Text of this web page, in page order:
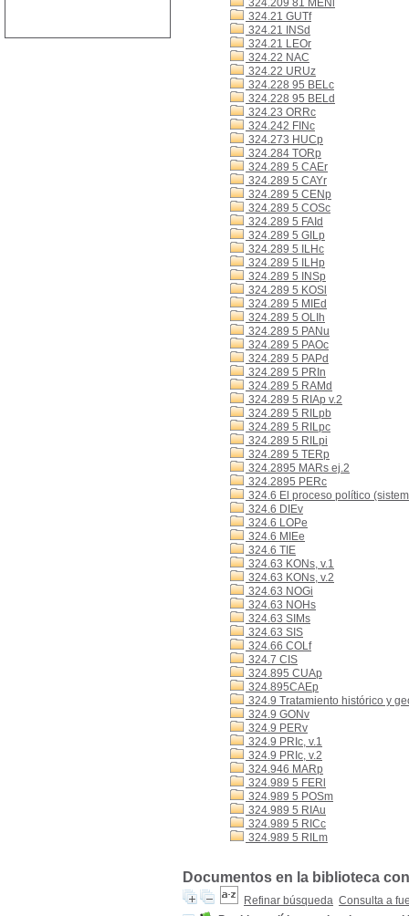
324.209 81 MENl
324.21 GUTf
324.21 INSd
324.21 LEOr
324.22 NAC
324.22 URUz
324.228 95 BELc
324.228 95 BELd
324.23 ORRc
324.242 FINc
324.273 HUCp
324.284 TORp
324.289 5 CAEr
324.289 5 CAYr
324.289 5 CENp
324.289 5 COSc
324.289 5 FAId
324.289 5 GILp
324.289 5 ILHc
324.289 5 ILHp
324.289 5 INSp
324.289 5 KOSl
324.289 5 MIEd
324.289 5 OLIh
324.289 5 PANu
324.289 5 PAOc
324.289 5 PAPd
324.289 5 PRIn
324.289 5 RAMd
324.289 5 RIAp v.2
324.289 5 RILpb
324.289 5 RILpc
324.289 5 RILpi
324.289 5 TERp
324.2895 MARs ej.2
324.2895 PERc
324.6 El proceso político
324.6 DIEv
324.6 LOPe
324.6 MIEe
324.6 TIE
324.63 KONs, v.1
324.63 KONs, v.2
324.63 NOGi
324.63 NOHs
324.63 SIMs
324.63 SIS
324.66 COLf
324.7 CIS
324.895 CUAp
324.895CAEp
324.9 Tratamiento histórico y
324.9 GONv
324.9 PERv
324.9 PRIc, v.1
324.9 PRIc, v.2
324.946 MARp
324.989 5 FERl
324.989 5 POSm
324.989 5 RIAu
324.989 5 RICc
324.989 5 RILm
Documentos en la biblioteca
Refinar búsqueda Consulta a